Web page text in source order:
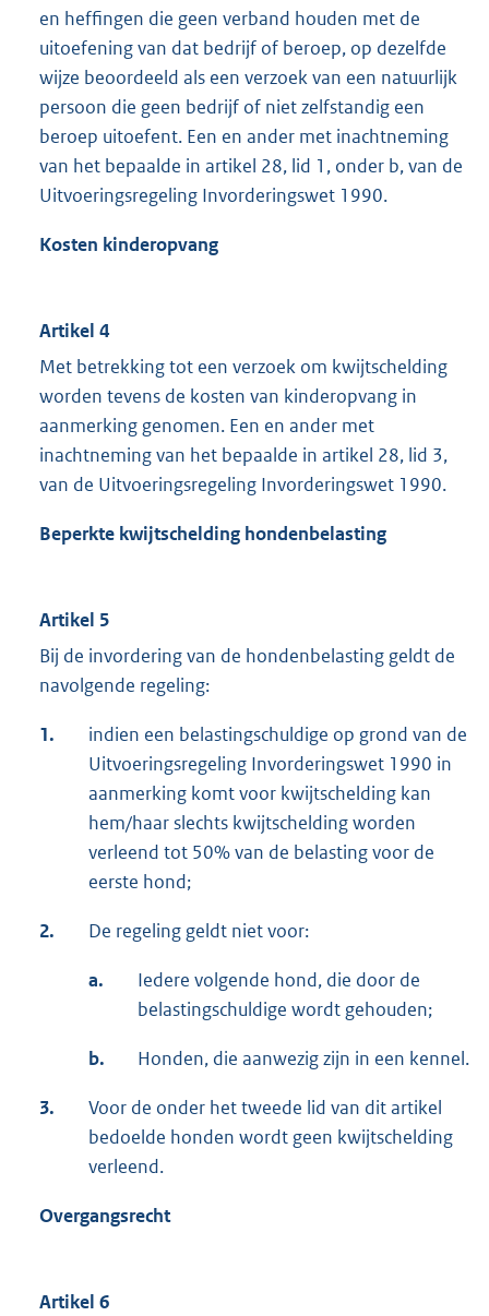
en heffingen die geen verband houden met de
uitoefening van dat bedrijf of beroep, op dezelfde
wijze beoordeeld als een verzoek van een natuurlijk
persoon die geen bedrijf of niet zelfstandig een
beroep uitoefent. Een en ander met inachtneming
van het bepaalde in artikel 28, lid 1, onder b, van de
Uitvoeringsregeling Invorderingswet 1990.
Kosten kinderopvang
Artikel 4
Met betrekking tot een verzoek om kwijtschelding
worden tevens de kosten van kinderopvang in
aanmerking genomen. Een en ander met
inachtneming van het bepaalde in artikel 28, lid 3,
van de Uitvoeringsregeling Invorderingswet 1990.
Beperkte kwijtschelding hondenbelasting
Artikel 5
Bij de invordering van de hondenbelasting geldt de
navolgende regeling:
1.
indien een belastingschuldige op grond van de
Uitvoeringsregeling Invorderingswet 1990 in
aanmerking komt voor kwijtschelding kan
hem/haar slechts kwijtschelding worden
verleend tot 50% van de belasting voor de
eerste hond;
2. De regeling geldt niet voor:
a.
Iedere volgende hond, die door de
belastingschuldige wordt gehouden;
b. Honden, die aanwezig zijn in een kennel.
3.
Voor de onder het tweede lid van dit artikel
bedoelde honden wordt geen kwijtschelding
verleend.
Overgangsrecht
Artikel 6